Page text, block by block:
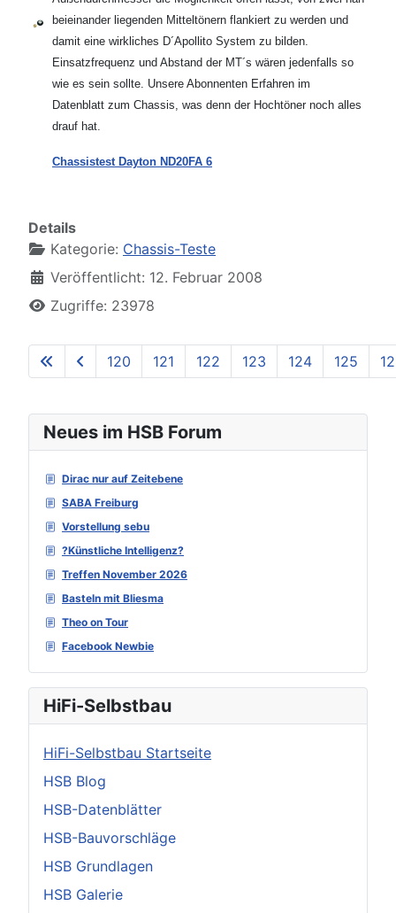
Neues im HSB Forum
Dirac nur auf Zeitebene
SABA Freiburg
Vorstellung sebu
?Künstliche Intelligenz?
Treffen November 2026
Basteln mit Bliesma
Theo on Tour
Facebook Newbie
HiFi-Selbstbau
HiFi-Selbstbau Startseite
HSB Blog
HSB-Datenblätter
HSB-Bauvorschläge
HSB Grundlagen
HSB Galerie
beieinander liegenden Mitteltönern flankiert zu werden und
damit eine wirkliches D´Apollito System zu bilden.
Einsatzfrequenz und Abstand der MT´s wären jedenfalls so
wie es sein sollte. Unsere Abonnenten Erfahren im
Datenblatt zum Chassis, was denn der Hochtöner noch alles
drauf hat.
Chassistest Dayton ND20FA 6
Details
Kategorie: Chassis-Teste
Veröffentlicht: 12. Februar 2008
Zugriffe: 23978
Seite 129 von 129
120 121 122 123 124 125